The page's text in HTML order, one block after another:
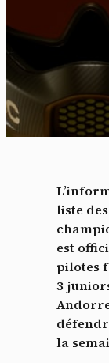
liste
est
pilotes
3
la